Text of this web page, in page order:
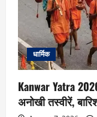
धार्मिक
Kanwar Yatra
अनोखी तस्वीरें,